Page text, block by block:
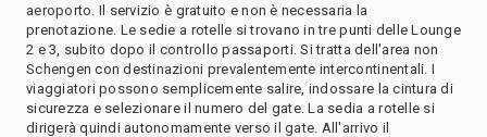
aeroporto. Il servizio è gratuito e non è necessaria la
prenotazione. Le sedie a rotelle si trovano in tre punti delle Lounge
2 e 3, subito dopo il controllo passaporti. Si tratta dell'area non
Schengen con destinazioni prevalentemente intercontinentali. I
viaggiatori possono semplicemente salire, indossare la cintura di
sicurezza e selezionare il numero del gate. La sedia a rotelle si
dirigerà quindi autonomamente verso il gate. All'arrivo il